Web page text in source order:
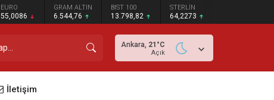
EURO
55,0086
GRAM ALTIN
6.544,76
BIST 100
13.798,82
STERLİN
64,2273
Ankara, 21 °C
Açık
İletişim